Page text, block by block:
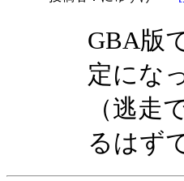
GBA版
定にな
（逃走
るはず